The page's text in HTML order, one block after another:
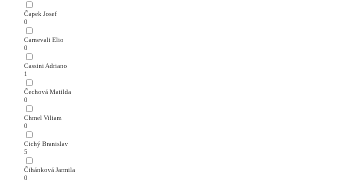
Čapek Josef
0
Carnevali Elio
0
Cassini Adriano
1
Čechová Matilda
0
Chmel Viliam
0
Cichý Branislav
5
Čihánková Jarmila
0